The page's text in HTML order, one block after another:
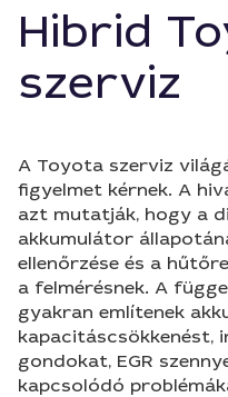
Hibrid
szerviz
A Toyota szerviz
figyelmet kérnek. A
azt mutatják, hogy a
akkumulátor
ellenőrzése és a
a felmérésnek. A
gyakran említenek
kapacitáscsökkenést,
gondokat, EGR
kapcsolódó